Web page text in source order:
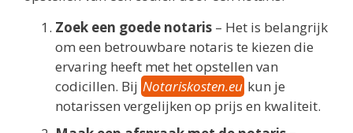
Zoek een goede notaris – Het is belangrijk
om een betrouwbare notaris te kiezen die
ervaring heeft met het opstellen van
codicillen. Bij Notariskosten.eu kun je
notarissen vergelijken op prijs en kwaliteit.